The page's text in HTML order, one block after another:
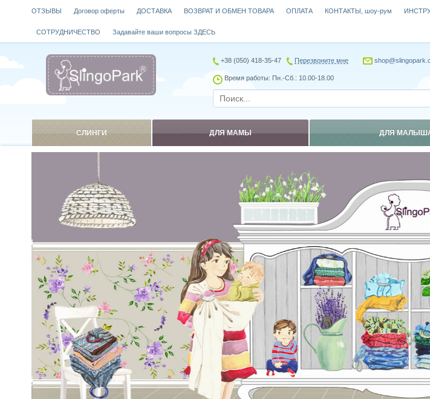
ОТЗЫВЫ Договор оферты ДОСТАВКА ВОЗВРАТ И ОБМЕН ТОВАРА ОПЛАТА КОНТАКТЫ, шоу-рум
СОТРУДНИЧЕСТВО Задавайте ваши вопросы ЗДЕСЬ
+38 (050) 418-35-47 Перезвоните мне
Время работы: Пн.-Сб.: 10.00-18.00
СЛИНГИ ДЛЯ МАМЫ ДЛЯ